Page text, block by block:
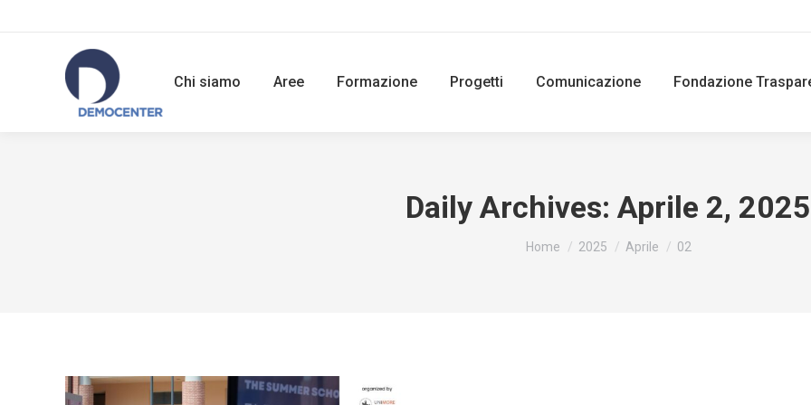
Chi siamo Aree Formazione Progetti Comunicazione Fondazione
Daily Archives: Aprile 2, 2025
You are here:
Home 2025 Aprile 02